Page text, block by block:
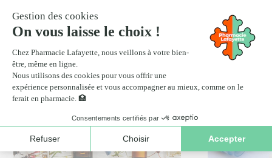
Scan ordonnance
Nos services de santé